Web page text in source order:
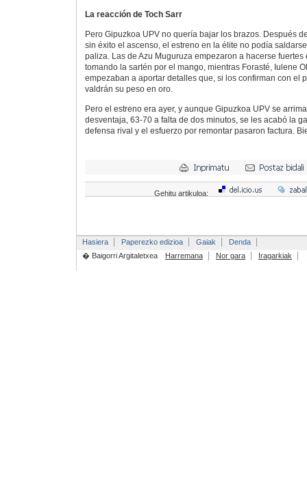
La reacción de Toch Sarr
Pero Gipuzkoa UPV no quería bajar los brazos. Después
sin éxito el ascenso, el estreno en la élite no podía
paliza. Las de Azu Muguruza empezaron a hacerse fuertes
tomando la sartén por el mango, mientras Forasté, Iulene
empezaban a aportar detalles que, si los confirman con el
valdrán su peso en oro.
Pero el estreno era ayer, y aunque Gipuzkoa UPV se
desventaja, 63-70 a falta de dos minutos, se les acabó la
defensa rival y el esfuerzo por remontar pasaron factura.
Gehitu artikuloa:
Hasiera Paperezko edizioa Gaiak
Denda
� Baigorri Argitaletxea
Harremana Nor gara Iragarkiak